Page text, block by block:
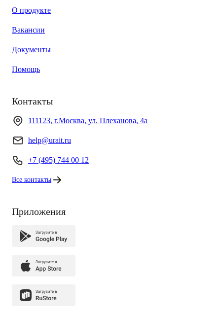
О продукте
Вакансии
Документы
Помощь
Контакты
111123, г.Москва, ул. Плеханова, 4а
help@urait.ru
+7 (495) 744 00 12
Все контакты
Приложения